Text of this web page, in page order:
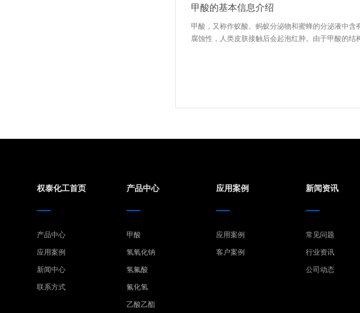
甲酸的基本信息介绍
甲酸，又称作蚁酸。蚂蚁分泌物和蜜蜂的分泌液中
腐蚀性，人类皮肤接触后会起泡红肿。由于甲酸的
权泰化工首页
产品中心
应用案例
新闻中心
联系方式
产品中心
甲酸
氢氧化钠
氢氟酸
氟化氢
乙酸乙酯
应用案例
应用案例
客户案例
新闻资讯
常见问题
行业资讯
公司动态